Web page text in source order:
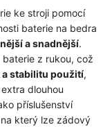
ke stroji pomocí
baterie na bedra
a snadnější.
z rukou, což
stabilitu použití,
dlouhou
příslušenství
který lze zádový